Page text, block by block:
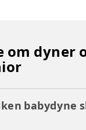
om dyner
babydyne